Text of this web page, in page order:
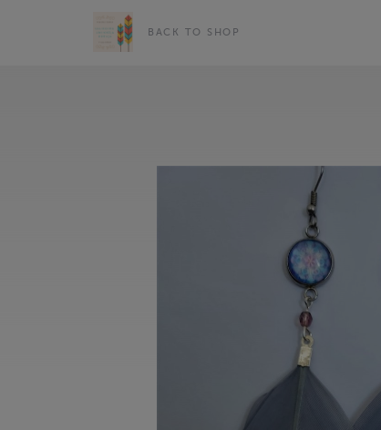
BACK TO SHOP